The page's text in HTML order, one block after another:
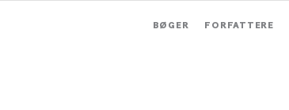
BØGER FORFATTERE